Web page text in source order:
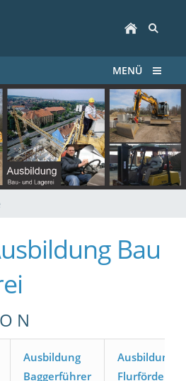
MENÜ
Bau
N
Ausbildung
Baggerführer
Ausbildung